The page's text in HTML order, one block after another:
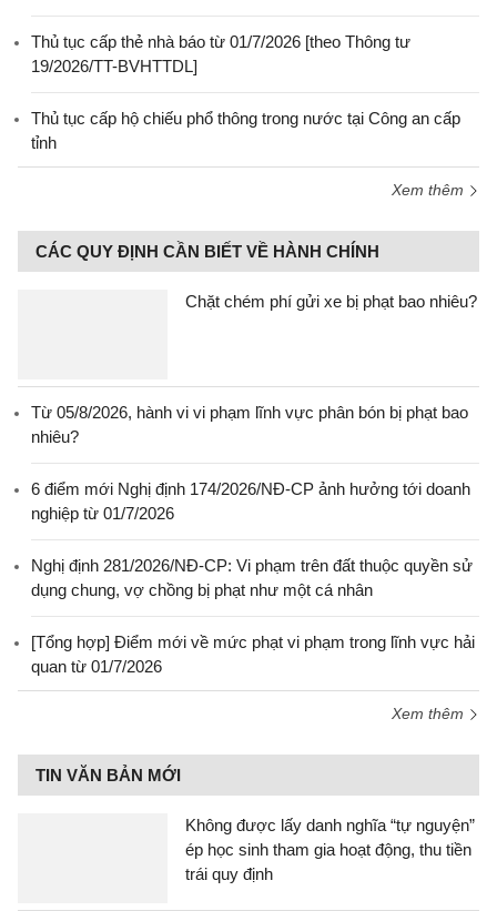
Thủ tục cấp thẻ nhà báo từ 01/7/2026 [theo Thông tư
19/2026/TT-BVHTTDL]
Thủ tục cấp hộ chiếu phổ thông trong nước tại Công an cấp
tỉnh
Xem thêm
CÁC QUY ĐỊNH CẦN BIẾT VỀ HÀNH CHÍNH
Chặt chém phí gửi xe bị phạt bao nhiêu?
Từ 05/8/2026, hành vi vi phạm lĩnh vực phân bón bị phạt bao
nhiêu?
6 điểm mới Nghị định 174/2026/NĐ-CP ảnh hưởng tới doanh
nghiệp từ 01/7/2026
Nghị định 281/2026/NĐ-CP: Vi phạm trên đất thuộc quyền sử
dụng chung, vợ chồng bị phạt như một cá nhân
[Tổng hợp] Điểm mới về mức phạt vi phạm trong lĩnh vực hải
quan từ 01/7/2026
Xem thêm
TIN VĂN BẢN MỚI
Không được lấy danh nghĩa “tự nguyện”
ép học sinh tham gia hoạt động, thu tiền
trái quy định